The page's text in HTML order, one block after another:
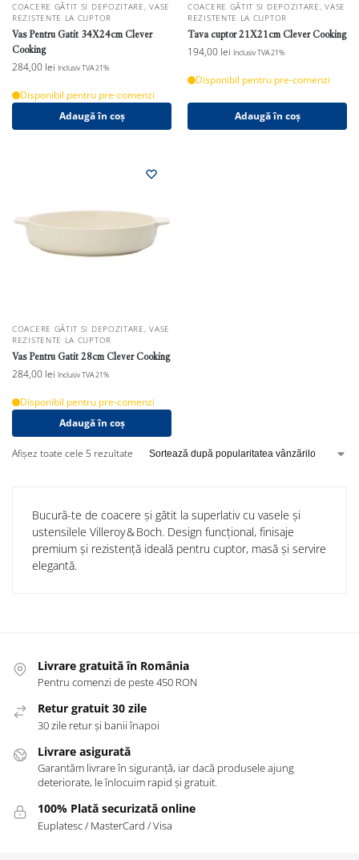
COACERE GĂTIT SI DEPOZITARE,VASE
REZISTENTE LA CUPTOR
Vas Pentru Gatit 34X24cm Clever
Cooking
284,00 lei Inclusiv TVA 21%
Disponibil pentru pre-comenzi
Adaugă în coș
COACERE GĂTIT SI DEPOZITARE,VASE
REZISTENTE LA CUPTOR
Tava cuptor 21X21cm Clever Cooking
194,00 lei Inclusiv TVA 21%
Disponibil pentru pre-comenzi
Adaugă în coș
COACERE GĂTIT SI DEPOZITARE,VASE
REZISTENTE LA CUPTOR
Vas Pentru Gatit 28cm Clever Cooking
284,00 lei Inclusiv TVA 21%
Disponibil pentru pre-comenzi
Adaugă în coș
Afișez toate cele 5 rezultate
Bucură-te de coacere și gătit la superlativ cu vasele și
ustensilele Villeroy & Boch. Design funcțional, finisaje
premium și rezistență ideală pentru cuptor, masă și servire
elegantă.
Livrare gratuită în România
Pentru comenzi de peste 450 RON
Retur gratuit 30 zile
30 zile retur și banii înapoi
Livrare asigurată
Garantăm livrare în siguranță, iar dacă produsele ajung
deteriorate, le înlocuim rapid și gratuit.
100% Plată securizată online
Euplatesc / MasterCard / Visa